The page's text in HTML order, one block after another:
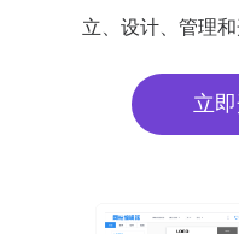
立、设计、管理和
立